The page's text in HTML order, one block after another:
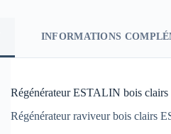
INFORMATIONS
Régénérateur ESTALIN bois clairs
Régénérateur raviveur bois clairs